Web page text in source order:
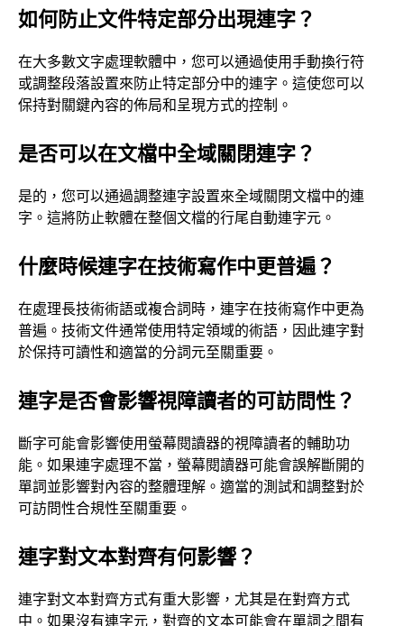
如何防止文件特定部分出現連字？
在大多數文字處理軟體中，您可以通過使用手動換行符
或調整段落設置來防止特定部分中的連字。這使您可以
保持對關鍵內容的佈局和呈現方式的控制。
是否可以在文檔中全域關閉連字？
是的，您可以通過調整連字設置來全域關閉文檔中的連
字。這將防止軟體在整個文檔的行尾自動連字元。
什麼時候連字在技術寫作中更普遍？
在處理長技術術語或複合詞時，連字在技術寫作中更為
普遍。技術文件通常使用特定領域的術語，因此連字對
於保持可讀性和適當的分詞元至關重要。
連字是否會影響視障讀者的可訪問性？
斷字可能會影響使用螢幕閱讀器的視障讀者的輔助功
能。如果連字處理不當，螢幕閱讀器可能會誤解斷開的
單詞並影響對內容的整體理解。適當的測試和調整對於
可訪問性合規性至關重要。
連字對文本對齊有何影響？
連字對文本對齊方式有重大影響，尤其是在對齊方式
中。如果沒有連字元，對齊的文本可能會在單詞之間有